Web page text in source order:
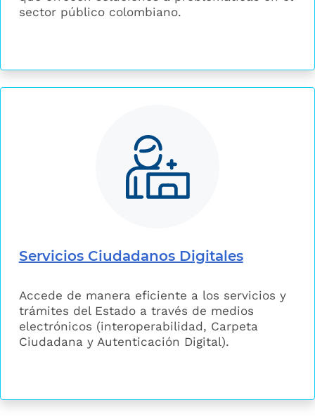
sector público colombiano.
Servicios Ciudadanos Digitales
Accede de manera eficiente a los servicios y
trámites del Estado a través de medios
electrónicos (interoperabilidad, Carpeta
Ciudadana y Autenticación Digital).